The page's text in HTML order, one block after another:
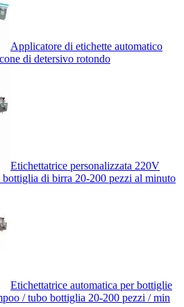
Applicatore di etichette automatico
di detersivo rotondo
Etichettatrice personalizzata 220V
bottiglia di birra 20-200 pezzi al minuto
Etichettatrice automatica per bottiglie
/ tubo bottiglia 20-200 pezzi / min